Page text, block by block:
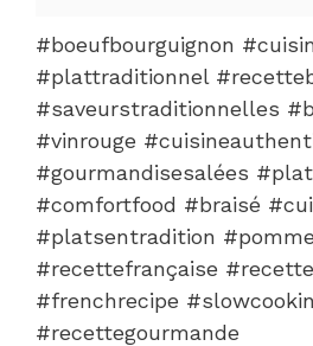
#boeufbourguignon
#plattraditionnel
#saveurstraditionnelles
#vinrouge
#gourmandisesalées
#comfortfood #braisé
#platsentradition
#recettefrançaise
#frenchrecipe
#recettegourmande